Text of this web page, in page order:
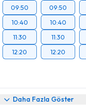
09:50
10:40
11:30
12:20
09:50
10:40
11:30
12:20
Daha Fazla Göster